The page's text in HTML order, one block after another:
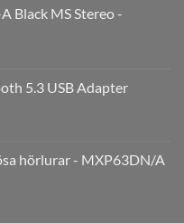
Black MS Stereo -
5.3 USB Adapter
hörlurar - MXP63DN/A